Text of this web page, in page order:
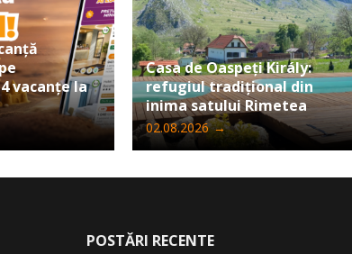
vacanțe la
Casa de Oaspeți Király:
refugiul tradițional din
inima satului Rimetea
02.08.2026 →
POSTĂRI RECENTE